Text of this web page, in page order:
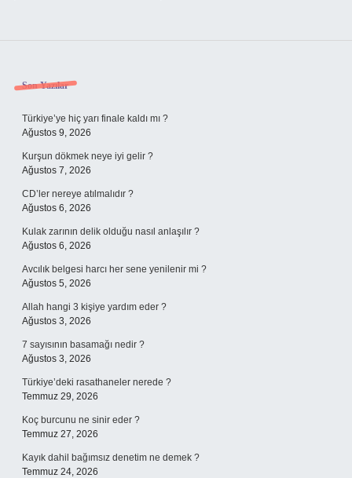
Sidebar
Son Yazılar
Türkiye’ye hiç yarı finale kaldı mı ?
Ağustos 9, 2026
Kurşun dökmek neye iyi gelir ?
Ağustos 7, 2026
CD’ler nereye atılmalıdır ?
Ağustos 6, 2026
Kulak zarının delik olduğu nasıl anlaşılır ?
Ağustos 6, 2026
Avcılık belgesi harcı her sene yenilenir mi ?
Ağustos 5, 2026
Allah hangi 3 kişiye yardım eder ?
Ağustos 3, 2026
7 sayısının basamağı nedir ?
Ağustos 3, 2026
Türkiye’deki rasathaneler nerede ?
Temmuz 29, 2026
Koç burcunu ne sinir eder ?
Temmuz 27, 2026
Kayık dahil bağımsız denetim ne demek ?
Temmuz 24, 2026